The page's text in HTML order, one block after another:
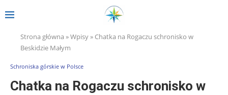
Strona główna »Wpisy» Chatka na Rogaczu schronisko w
Beskidzie Małym
Schroniska górskie w Polsce
Chatka na Rogaczu schronisko w